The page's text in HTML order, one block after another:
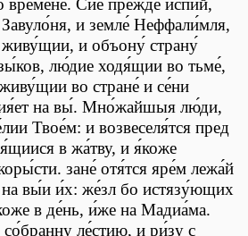
вре́мене. Сие́ пре́жде испи́й,
и земле́ Неффали́мля,
и объону́ страну́
лю́дие ходя́щии во тьме́,
во стране́ и се́ни
на вы́. Мно́жайшыя лю́ди,
Твое́м: и возвеселя́тся пред
в жа́тву, и я́коже
зане́ отя́тся яре́м лежа́й
вы́и и́х: же́зл бо истязу́ющих
в де́нь, и́же на Мадиа́ма.
ле́стию, и ри́зу с